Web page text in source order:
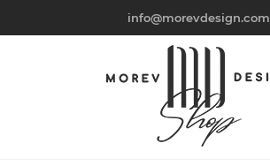
info@morevdesign.com